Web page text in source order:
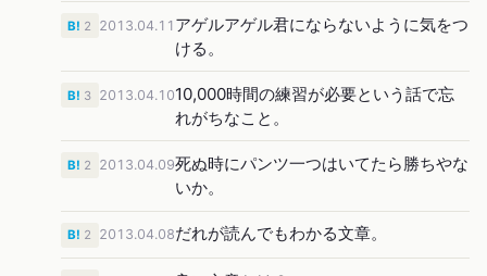
2013.04.11 アゲルアゲル君にならないように気をつ
ける。
B! 2
2013.04.1010,000時間の練習が必要という話で忘
れがちなこと。
B! 3
2013.04.09死ぬ時にパンツ一つはいてたら勝ちやな
いか。
B! 2
2013.04.08だれが読んでもわかる文章。
B! 2